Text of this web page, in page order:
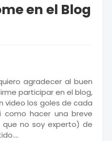
en el Blog
agradecer al buen
participar en el blog,
video los goles de cada
como hacer una breve
no soy experto) de